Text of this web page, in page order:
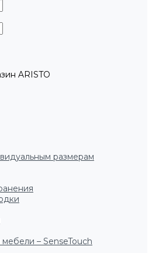
ARISTO
размерам
– SenseTouch